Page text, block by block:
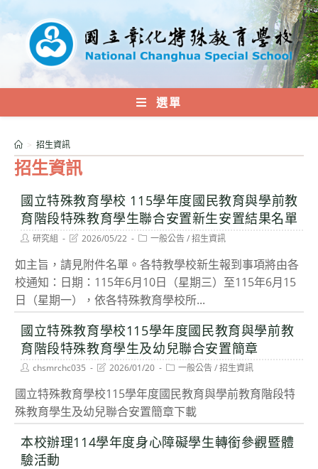
轉
內
選單
招生資訊
> 招生資訊
國立特殊教育學校 115學年度國民教育與學前教
育階段特殊教育學生聯合安置新生安置結果名單
Post研究組
Post
modified:
2026/05/22
Post一般公告/招生資訊
如主旨，請見附件名單。各特教學校新生報到事項將由各
校通知：日期：115年6月10日（星期三）至115年6月15
日（星期一），依各特殊教育學校所...
國立特殊教育學校115學年度國民教育與學前教
育階段特殊教育學生及幼兒聯合安置簡章
Postchsmrchc035
Post
modified:
2026/01/20
Post一般公告/招生資訊
國立特殊教育學校115學年度國民教育與學前教育階段特
殊教育學生及幼兒聯合安置簡章下載
本校辦理114學年度身心障礙學生轉銜參觀暨體
驗活動